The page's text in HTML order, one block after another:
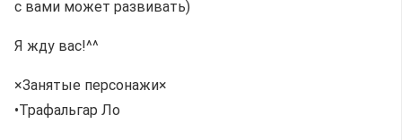
с вами может развивать)
Я жду вас!^^
×Занятые персонажи×
•Трафальгар Ло